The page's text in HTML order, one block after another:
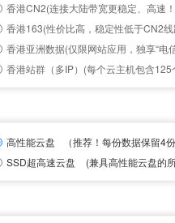
香港CN2(连接大陆带宽更稳定、高速
香港163(性价比高，稳定性低于CN2
香港亚洲数据(仅限网站应用，独享“电
香港站群（多IP）(每个云主机包含125
高性能云盘
（推荐！每份数据保留4
SSD超高速云盘
(兼具高性能云盘的